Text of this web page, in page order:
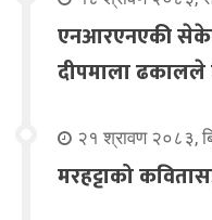
एनआरएनएकी
दीपमाला ढकालले
२१ श्रावण २०८३,
मरहट्टाको